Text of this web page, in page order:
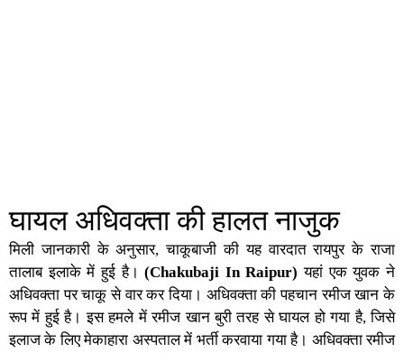
घायल अधिवक्ता की हालत नाजुक
मिली जानकारी के अनुसार, चाकूबाजी की यह वारदातरायपुरके राजा
तालाब इलाके में हुई है।(Chakubaji In Raipur) यहां एक युवक ने
अधिवक्ता पर चाकू से वार कर दिया। अधिवक्ता की पहचान रमीज खान के
रूप में हुई है। इस हमले में रमीज खान बुरी तरह से घायल हो गया है, जिसे
इलाज के लिए मेकाहारा अस्पताल में भर्ती करवाया गया है। अधिवक्ता रमीज